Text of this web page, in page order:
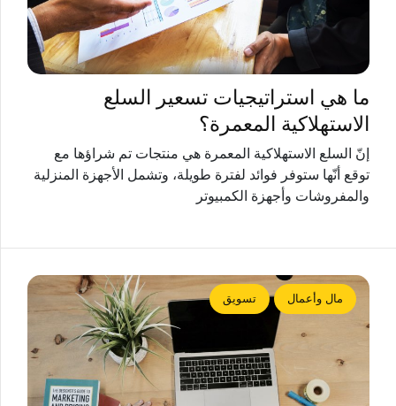
ما هي استراتيجيات تسعير السلع
الاستهلاكية المعمرة؟
إنّ السلع الاستهلاكية المعمرة هي منتجات تم شراؤها مع
توقع أنّها ستوفر فوائد لفترة طويلة، وتشمل الأجهزة المنزلية
والمفروشات وأجهزة الكمبيوتر
مال وأعمال تسويق